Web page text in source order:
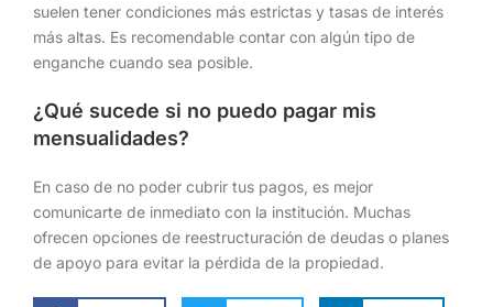
suelen tener condiciones más estrictas y tasas de interés
más altas. Es recomendable contar con algún tipo de
enganche cuando sea posible.
¿Qué sucede si no puedo pagar mis
mensualidades?
En caso de no poder cubrir tus pagos, es mejor
comunicarte de inmediato con la institución. Muchas
ofrecen opciones de reestructuración de deudas o planes
de apoyo para evitar la pérdida de la propiedad.